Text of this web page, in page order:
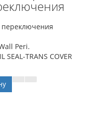
Peri.
TRANS COVER